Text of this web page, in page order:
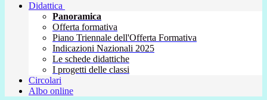
Didattica
Panoramica
Offerta formativa
Piano Triennale dell'Offerta Formativa
Indicazioni Nazionali 2025
Le schede didattiche
I progetti delle classi
Circolari
Albo online